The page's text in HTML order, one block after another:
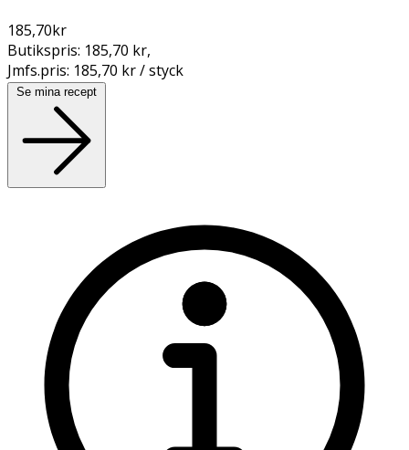
185,70kr
Butikspris: 185,70 kr,
Jmfs.pris: 185,70 kr / styck
Se mina recept